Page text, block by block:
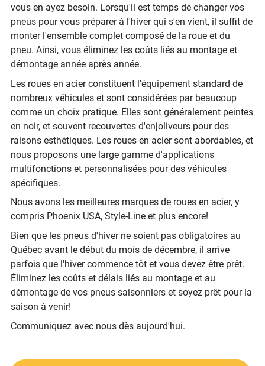
vous en ayez besoin. Lorsqu'il est temps de changer vos
pneus pour vous préparer à l'hiver qui s'en vient, il suffit de
monter l'ensemble complet composé de la roue et du
pneu. Ainsi, vous éliminez les coûts liés au montage et
démontage année après année.
Les roues en acier constituent l'équipement standard de
nombreux véhicules et sont considérées par beaucoup
comme un choix pratique. Elles sont généralement peintes
en noir, et souvent recouvertes d'enjoliveurs pour des
raisons esthétiques. Les roues en acier sont abordables, et
nous proposons une large gamme d'applications
multifonctions et personnalisées pour des véhicules
spécifiques.
Nous avons les meilleures marques de roues en acier, y
compris Phoenix USA, Style-Line et plus encore!
Bien que les pneus d'hiver ne soient pas obligatoires au
Québec avant le début du mois de décembre, il arrive
parfois que l'hiver commence tôt et vous devez être prêt.
Éliminez les coûts et délais liés au montage et au
démontage de vos pneus saisonniers et soyez prêt pour la
saison à venir!
Communiquez avec nous dès aujourd'hui.